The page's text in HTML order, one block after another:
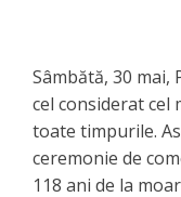
Sâmbătă, 30 mai,
cel considerat cel
toate timpurile.
ceremonie de
118 ani de la